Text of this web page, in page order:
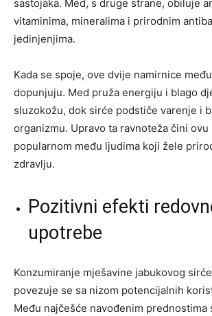
sastojaka. Med, s druge strane, obiluje
vitaminima, mineralima i prirodnim
jedinjenjima.
Kada se spoje, ove dvije namirnice
dopunjuju. Med pruža energiju i blago
sluzokožu, dok sirće podstiče varenje i
organizmu. Upravo ta ravnoteža čini ovu
popularnom među ljudima koji žele
zdravlju.
Pozitivni efekti
upotrebe
Konzumiranje mješavine jabukovog
povezuje se sa nizom potencijalnih
Među najčešće navođenim prednostima